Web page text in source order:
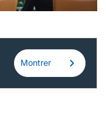
Montrer